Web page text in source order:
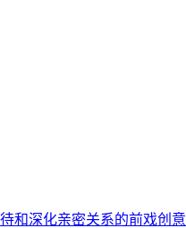
和深化亲密关系的前戏创意